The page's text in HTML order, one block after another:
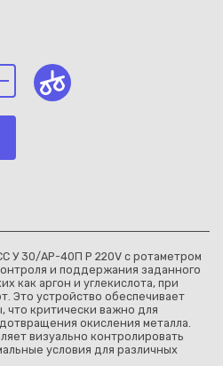
У 30/АР-40П Р 220V с ротаметром
и поддержания заданного
как аргон и углекислота, при
Это устройство обеспечивает
что критически важно для
окисления металла.
визуально контролировать
условия для различных